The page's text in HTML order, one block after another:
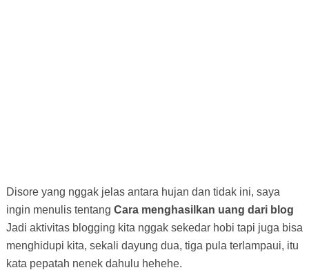
Disore yang nggak jelas antara hujan dan tidak ini, saya
ingin menulis tentang Cara menghasilkan uang dari blog
Jadi aktivitas blogging kita nggak sekedar hobi tapi juga bisa
menghidupi kita, sekali dayung dua, tiga pula terlampaui, itu
kata pepatah nenek dahulu hehehe.